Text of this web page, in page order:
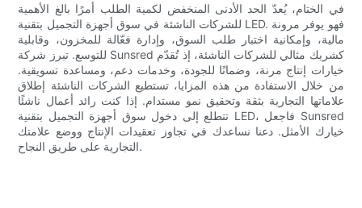
في الختام، يُعدّ الحد الأدنى المنخفض لكمية الطلب أمرًا بالغ الأهمية
للشركات الناشئة في سوق أجهزة التجميل بتقنية LED. فهو يوفر مرونة
مالية، وإمكانية اختبار طلب السوق، وإدارة فعّالة للمخزون، وقابلية
للتوسع. تبرز شركة Sunsred كشريك مثالي للشركات الناشئة، إذ تُقدّم
خيارات إنتاج مرنة، وضمانًا للجودة، وخدمات دعم، ومساعدة تسويقية.
من خلال الاستفادة من هذه المزايا، تستطيع الشركات الناشئة إطلاق
علاماتها التجارية بثقة وتحقيق نمو مستدام. إذا كنت رائد أعمال ناشئًا
تتطلع إلى دخول سوق أجهزة التجميل بتقنية LED، فاجعل Sunsred
خيارك الأمثل. دعنا نساعدك في تجاوز تعقيدات الإنتاج ووضع علامتك
التجارية على طريق النجاح.